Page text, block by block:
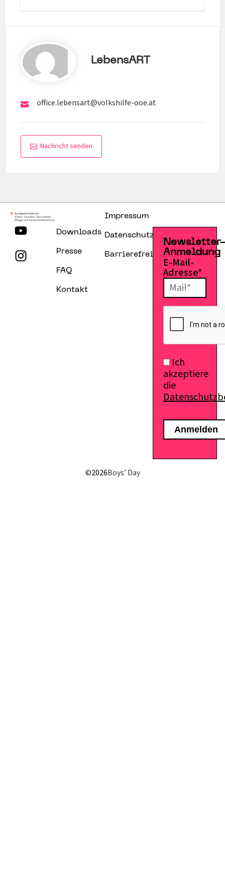
LebensART
office.lebensart@volkshilfe-ooe.at
Nachricht senden
Downloads
Presse
FAQ
Kontakt
Impressum
Datenschutzerklärung
Barrierefreiheitserklärung
Anmeldung
E-Mail-
Adresse*
Ich
akzeptiere
die
©2026Boys’ Day